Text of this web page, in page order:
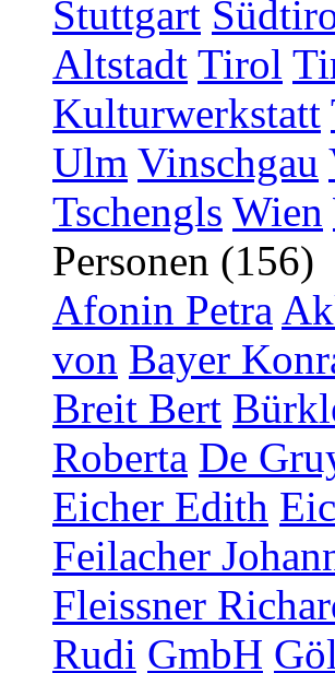
Stuttgart
Altstadt Tirol
Kulturwerkstatt
Ulm Vinschgau
Tschengls Wien
Personen (156)
Afonin Petra
von Bayer
Breit Bert
Roberta De
Eicher Edith
Feilacher
Fleissner
Rudi GmbH